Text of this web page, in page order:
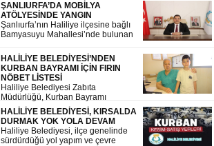
çalışmaları sonrası hizmet atağı
başlattı
ŞANLIURFA’DA MOBİLYA
ATÖLYESİNDE YANGIN
Şanlıurfa’nın Haliliye ilçesine bağlı
Bamyasuyu Mahallesi’nde bulunan
HALİLİYE BELEDİYESİ’NDEN
KURBAN BAYRAMI İÇİN FIRIN
NÖBET LİSTESİ
Haliliye Belediyesi Zabıta
Müdürlüğü, Kurban Bayramı
süresince vatandaşların ekmek
ihtiyacını sorunsuz bir şekilde
karşılayabilmesi amacıyla nöbetçi
fırın listesi oluşturdu.
HALİLİYE BELEDİYESİ, KIRSALDA
DURMAK YOK YOLA DEVAM
Haliliye Belediyesi, ilçe genelinde
sürdürdüğü yol yapım ve çevre